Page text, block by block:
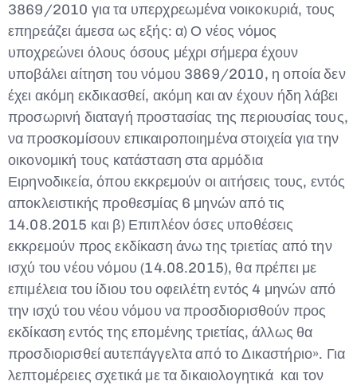
3869/2010 για τα υπερχρεωμένα νοικοκυριά, τους
επηρεάζει άμεσα ως εξής: α) Ο νέος νόμος
υποχρεώνει όλους όσους μέχρι σήμερα έχουν
υποβάλει αίτηση του νόμου 3869/2010, η οποία δεν
έχει ακόμη εκδικασθεί, ακόμη και αν έχουν ήδη λάβει
προσωρινή διαταγή προστασίας της περιουσίας τους,
να προσκομίσουν επικαιροποιημένα στοιχεία για την
οικονομική τους κατάσταση στα αρμόδια
Ειρηνοδικεία, όπου εκκρεμούν οι αιτήσεις τους, εντός
αποκλειστικής προθεσμίας 6 μηνών από τις
14.08.2015 και β) Επιπλέον όσες υποθέσεις
εκκρεμούν προς εκδίκαση άνω της τριετίας από την
ισχύ του νέου νόμου (14.08.2015), θα πρέπει με
επιμέλεια του ίδιου του οφειλέτη εντός 4 μηνών από
την ισχύ του νέου νόμου να προσδιορισθούν προς
εκδίκαση εντός της επομένης τριετίας, άλλως θα
προσδιορισθεί αυτεπάγγελτα από το Δικαστήριο». Για
λεπτομέρειες σχετικά με τα δικαιολογητικά και τον